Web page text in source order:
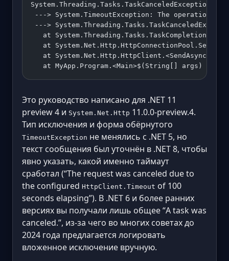
---> System.TimeoutException: The operation
--->
at
at
at
   at MyApp.Program.<Main>$(String[] args)
Это руководство написано для .NET 11
preview 4 и System.Net.Http 11.0.0-preview.4.
Тип исключения и форма обёрнутого
TimeoutException не менялись с .NET 5, но
текст сообщения был уточнён в .NET 8, чтобы
явно указать, какой именно таймаут
сработал (“The request was canceled due to
the configured HttpClient.Timeout of 100
seconds elapsing”). В .NET 6 и более ранних
версиях вы получали лишь общее “A task was
canceled.”, из-за чего во многих советах до
2024 года предлагается логировать
вложенное исключение вручную.